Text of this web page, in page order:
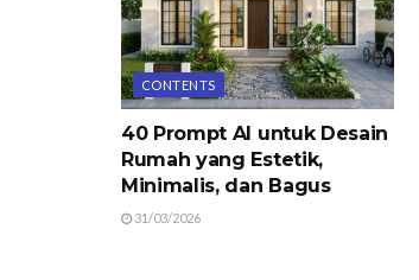
CONTENTS
40 Prompt AI untuk Desain
Rumah yang Estetik,
Minimalis, dan Bagus
31/03/2026